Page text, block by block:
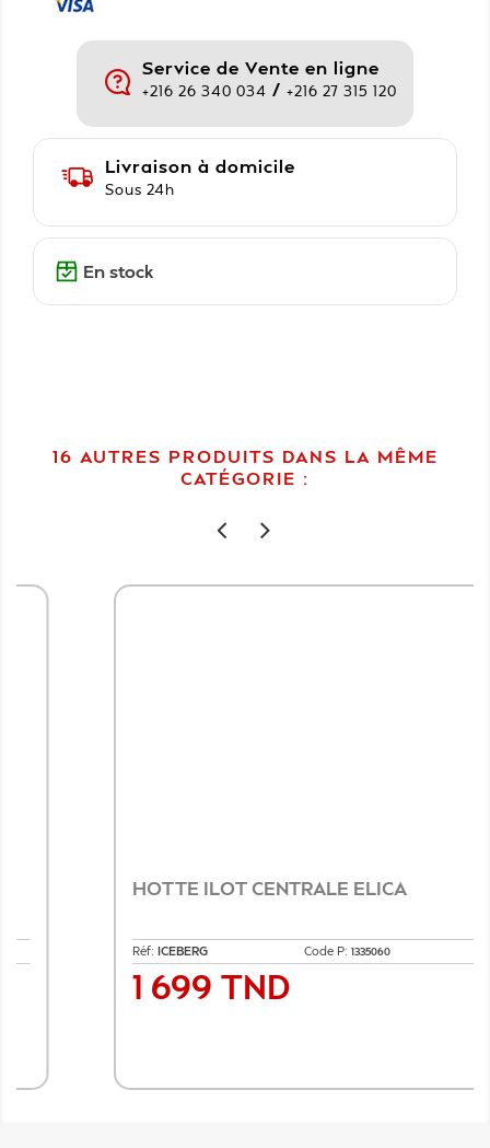
Service de Vente en ligne
+216 26 340 034 / +216 27 315 120
Livraison à domicile
Sous 24h
En stock
16 AUTRES PRODUITS DANS LA MÊME
CATÉGORIE :
HOTTE ILOT CENTRALE ELICA
ICEBERG 1335060
1 699 TND